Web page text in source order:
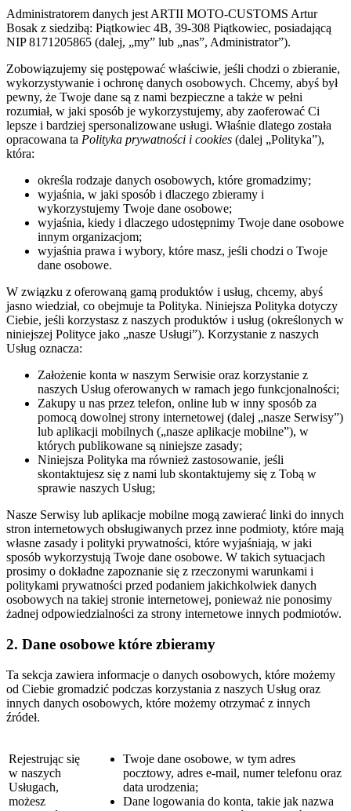
Administratorem danych jest ARTII MOTO-CUSTOMS Artur
Bosak z siedzibą: Piątkowiec 4B, 39-308 Piątkowiec, posiadającą
NIP 8171205865 (dalej, „my” lub „nas”, Administrator”).
Zobowiązujemy się postępować właściwie, jeśli chodzi o zbieranie,
wykorzystywanie i ochronę danych osobowych. Chcemy, abyś był
pewny, że Twoje dane są z nami bezpieczne a także w pełni
rozumiał, w jaki sposób je wykorzystujemy, aby zaoferować Ci
lepsze i bardziej spersonalizowane usługi. Właśnie dlatego została
opracowana ta Polityka prywatności i cookies (dalej „Polityka”),
która:
określa rodzaje danych osobowych, które gromadzimy;
wyjaśnia, w jaki sposób i dlaczego zbieramy i
wykorzystujemy Twoje dane osobowe;
wyjaśnia, kiedy i dlaczego udostępnimy Twoje dane osobowe
innym organizacjom;
wyjaśnia prawa i wybory, które masz, jeśli chodzi o Twoje
dane osobowe.
W związku z oferowaną gamą produktów i usług, chcemy, abyś
jasno wiedział, co obejmuje ta Polityka. Niniejsza Polityka dotyczy
Ciebie, jeśli korzystasz z naszych produktów i usług (określonych w
niniejszej Polityce jako „nasze Usługi”). Korzystanie z naszych
Usług oznacza:
Założenie konta w naszym Serwisie oraz korzystanie z
naszych Usług oferowanych w ramach jego funkcjonalności;
Zakupy u nas przez telefon, online lub w inny sposób za
pomocą dowolnej strony internetowej (dalej „nasze Serwisy”)
lub aplikacji mobilnych („nasze aplikacje mobilne”), w
których publikowane są niniejsze zasady;
Niniejsza Polityka ma również zastosowanie, jeśli
skontaktujesz się z nami lub skontaktujemy się z Tobą w
sprawie naszych Usług;
Nasze Serwisy lub aplikacje mobilne mogą zawierać linki do innych
stron internetowych obsługiwanych przez inne podmioty, które mają
własne zasady i polityki prywatności, które wyjaśniają, w jaki
sposób wykorzystują Twoje dane osobowe. W takich sytuacjach
prosimy o dokładne zapoznanie się z rzeczonymi warunkami i
politykami prywatności przed podaniem jakichkolwiek danych
osobowych na takiej stronie internetowej, ponieważ nie ponosimy
żadnej odpowiedzialności za strony internetowe innych podmiotów.
2. Dane osobowe które zbieramy
Ta sekcja zawiera informacje o danych osobowych, które możemy
od Ciebie gromadzić podczas korzystania z naszych Usług oraz
innych danych osobowych, które możemy otrzymać z innych
źródeł.
Rejestrując się
w naszych
Usługach,
możesz
Twoje dane osobowe, w tym adres
pocztowy, adres e-mail, numer telefonu oraz
data urodzenia;
Dane logowania do konta, takie jak nazwa